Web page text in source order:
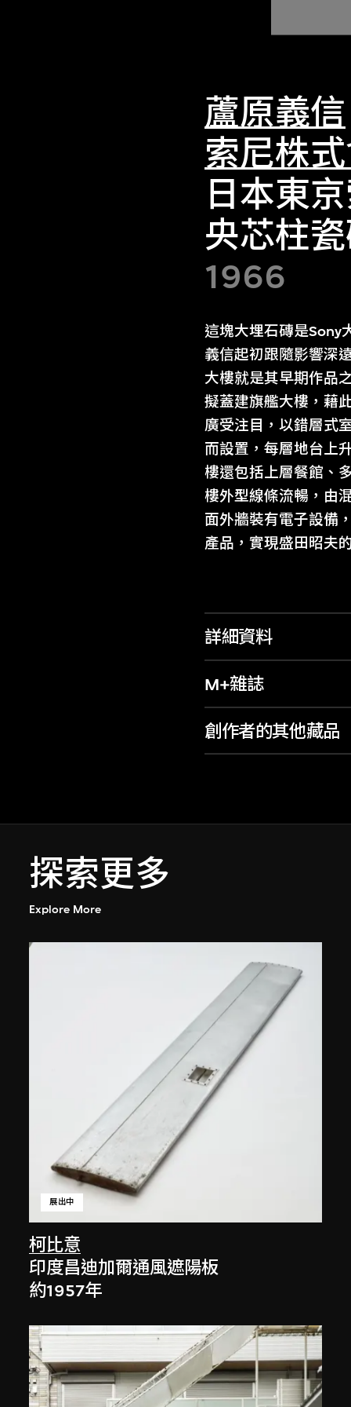
蘆原義信
索尼株
日本東
央芯柱
1966
這塊大埋石磚是Sony
義信起初跟隨影響深
大樓就是其早期作品
擬蓋建旗艦大樓，藉
廣受注目，以錯層式
而設置，每層地台上
樓還包括上層餐館、
樓外型線條流暢，由
面外牆裝有電子設備
產品，實現盛田昭夫
詳細資料
M+雜誌
創作者的其他藏品
探索更多
Explore More
柯比意
展出中
印度昌迪加爾通風遮陽板
約1957年